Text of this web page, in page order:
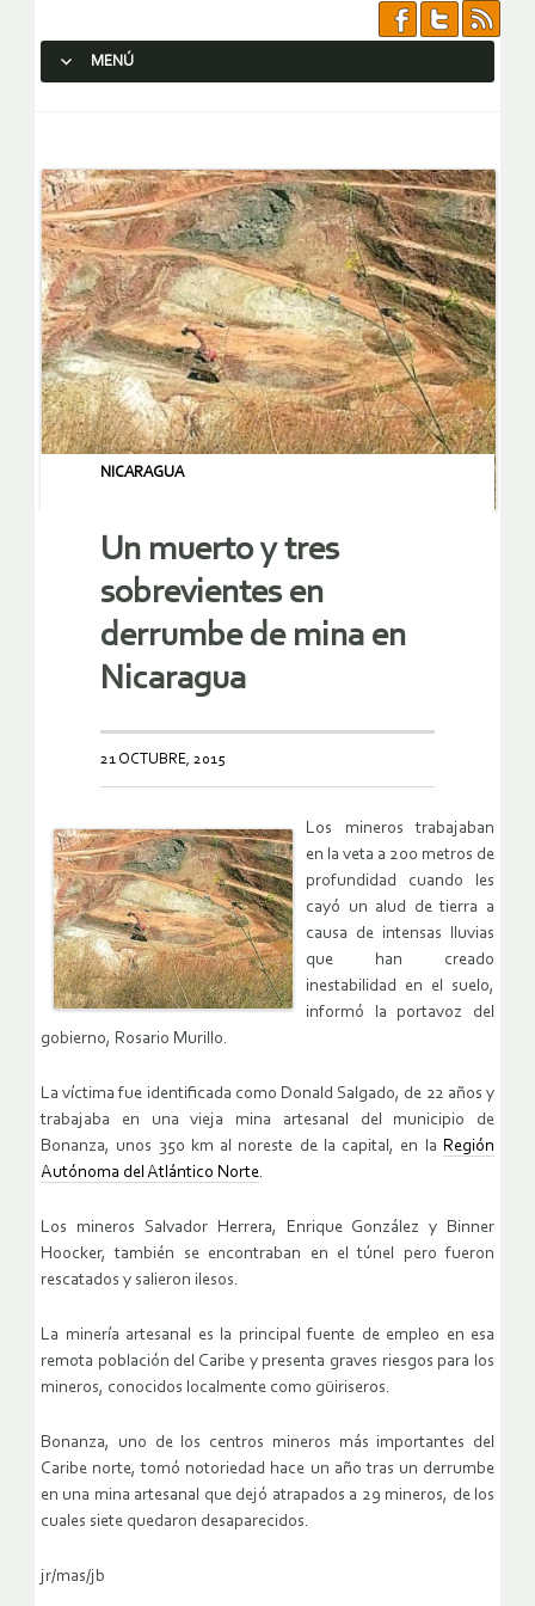
MENÚ
NICARAGUA
Un muerto y tres
sobrevientes en
derrumbe de mina en
Nicaragua
21 OCTUBRE, 2015
Los mineros trabajaban
en la veta a 200 metros de
profundidad cuando les
cayó un alud de tierra a
causa de intensas lluvias
que han creado
inestabilidad en el suelo,
informó la portavoz del
gobierno, Rosario Murillo.
La víctima fue identificada como Donald Salgado, de 22 años y
trabajaba en una vieja mina artesanal del municipio de
Bonanza, unos 350 km al noreste de la capital, en la Región
Autónoma del Atlántico Norte.
Los mineros Salvador Herrera, Enrique González y Binner
Hoocker, también se encontraban en el túnel pero fueron
rescatados y salieron ilesos.
La minería artesanal es la principal fuente de empleo en esa
remota población del Caribe y presenta graves riesgos para los
mineros, conocidos localmente como güiriseros.
Bonanza, uno de los centros mineros más importantes del
Caribe norte, tomó notoriedad hace un año tras un derrumbe
en una mina artesanal que dejó atrapados a 29 mineros, de los
cuales siete quedaron desaparecidos.
jr/mas/jb